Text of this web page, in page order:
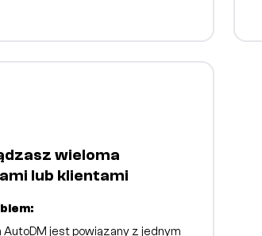
wieloma
lub klientami
AutoDM jest powiązany z jednym